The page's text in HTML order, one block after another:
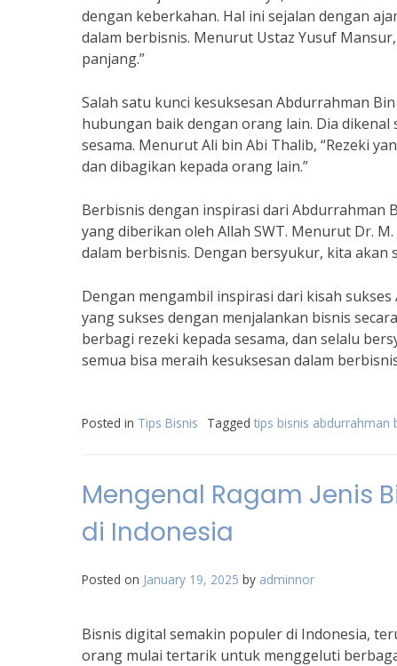
dengan keberkahan. Hal ini sejalan dengan
dalam berbisnis. Menurut Ustaz Yusuf
panjang.”
Salah satu kunci kesuksesan Abdurrahman
hubungan baik dengan orang lain. Dia
sesama. Menurut Ali bin Abi Thalib, “Rezeki
dan dibagikan kepada orang lain.”
Berbisnis dengan inspirasi dari Abdurrahman
yang diberikan oleh Allah SWT. Menurut Dr.
dalam berbisnis. Dengan bersyukur, kita akan
Dengan mengambil inspirasi dari kisah
yang sukses dengan menjalankan bisnis
berbagi rezeki kepada sesama, dan selalu
semua bisa meraih kesuksesan dalam
Posted in Tips Bisnis Tagged tips bisnis abdurrahman
Mengenal Ragam Jenis
di Indonesia
Posted on January 19, 2025 by adminnor
Bisnis digital semakin populer di Indonesia,
orang mulai tertarik untuk menggeluti